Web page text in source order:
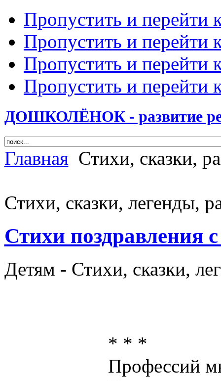
Пропустить и перейти
Пропустить и перейти
Пропустить и перейти
Пропустить и перейти
ДОШКОЛЁНОК - развитие
Главная Стихи, сказки,
Стихи, сказки, легенды,
Стихи поздравления
Детям - Стихи, сказки,
* * *
Профессий